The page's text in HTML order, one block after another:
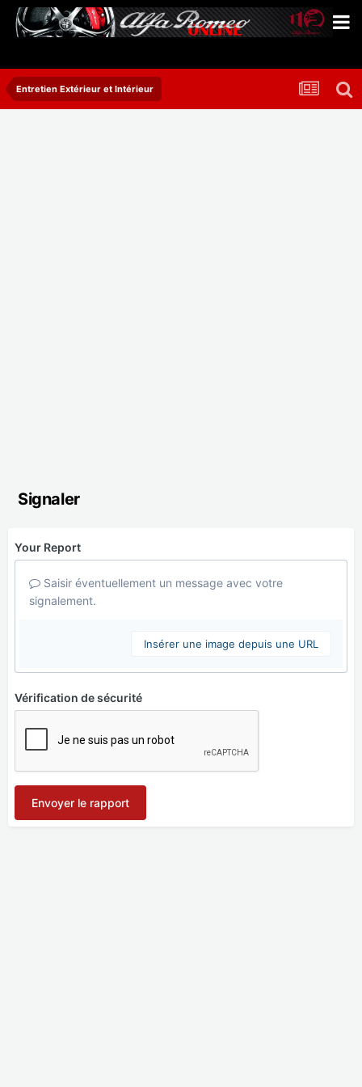
Entretien Extérieur et Intérieur
Signaler
Your Report
Saisir éventuellement un message avec votre
signalement.
Insérer une image depuis une URL
Vérification de sécurité
Envoyer le rapport